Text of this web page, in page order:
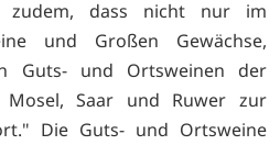
zudem, dass nicht nur im
und Großen Gewächse,
Guts- und Ortsweinen der
Saar und Ruwer zur
Die Guts- und Ortsweine